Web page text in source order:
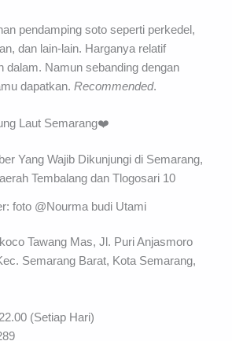
pendamping soto seperti perkedel,
dan lain-lain. Harganya relatif
dalam. Namun sebanding dengan
dapatkan.Recommended.
Laut Semarang❤️
foto @Nourma budi Utami
Tawang Mas, Jl. Puri Anjasmoro
Semarang Barat, Kota Semarang,
(Setiap Hari)